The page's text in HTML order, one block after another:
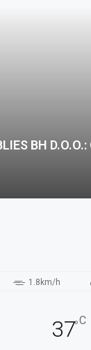
1.8km/h
37°C
BH